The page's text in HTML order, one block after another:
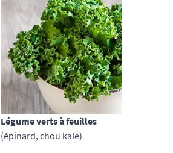
Légume verts à feuilles
(épinard, chou kale)